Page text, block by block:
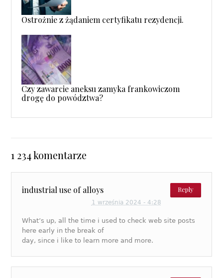
Ostrożnie z żądaniem certyfikatu rezydencji.
Czy zawarcie aneksu zamyka frankowiczom
drogę do powództwa?
1 234 komentarze
industrial use of alloys Reply
1 września 2024 - 4:28
What’s up, all the time i used to check web site posts
here early in the break of
day, since i like to learn more and more.